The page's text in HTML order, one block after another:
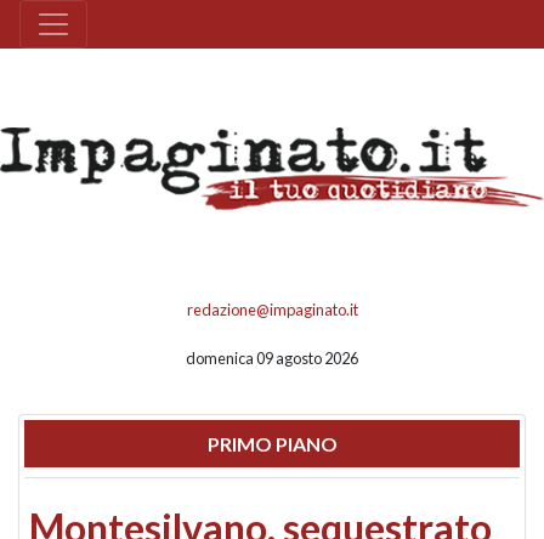
redazione@impaginato.it
domenica 09 agosto 2026
PRIMO PIANO
Montesilvano, sequestrato